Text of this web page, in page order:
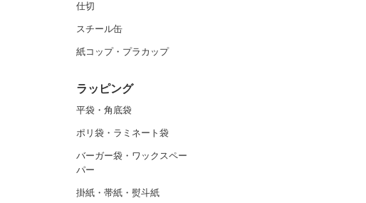
仕切
スチール缶
紙コップ・プラカップ
ラッピング
平袋・角底袋
ポリ袋・ラミネート袋
バーガー袋・ワックスペー
パー
掛紙・帯紙・熨斗紙